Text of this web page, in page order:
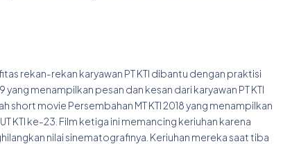
rekan-rekan karyawan PT KTI dibantu dengan praktisi
menampilkan pesan dan kesan dari karyawan PT KTI
short movie Persembahan MT KTI 2018 yang menampilkan
KTI ke-23. Film ketiga ini memancing keriuhan karena
nilai sinematografinya. Keriuhan mereka saat tiba